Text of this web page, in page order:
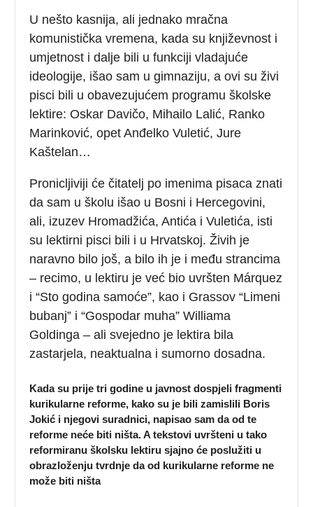
U nešto kasnija, ali jednako mračna
komunistička vremena, kada su književnost i
umjetnost i dalje bili u funkciji vladajuće
ideologije, išao sam u gimnaziju, a ovi su živi
pisci bili u obavezujućem programu školske
lektire: Oskar Davičo, Mihailo Lalić, Ranko
Marinković, opet Anđelko Vuletić, Jure
Kaštelan…
Pronicljiviji će čitatelj po imenima pisaca znati
da sam u školu išao u Bosni i Hercegovini,
ali, izuzev Hromadžića, Antića i Vuletića, isti
su lektirni pisci bili i u Hrvatskoj. Živih je
naravno bilo još, a bilo ih je i među strancima
– recimo, u lektiru je već bio uvršten Márquez
i “Sto godina samoće”, kao i Grassov “Limeni
bubanj” i “Gospodar muha” Williama
Goldinga – ali svejedno je lektira bila
zastarjela, neaktualna i sumorno dosadna.
Kada su prije tri godine u javnost dospjeli fragmenti
kurikularne reforme, kako su je bili zamislili Boris
Jokić i njegovi suradnici, napisao sam da od te
reforme neće biti ništa. A tekstovi uvršteni u tako
reformiranu školsku lektiru sjajno će poslužiti u
obrazloženju tvrdnje da od kurikularne reforme ne
može biti ništa